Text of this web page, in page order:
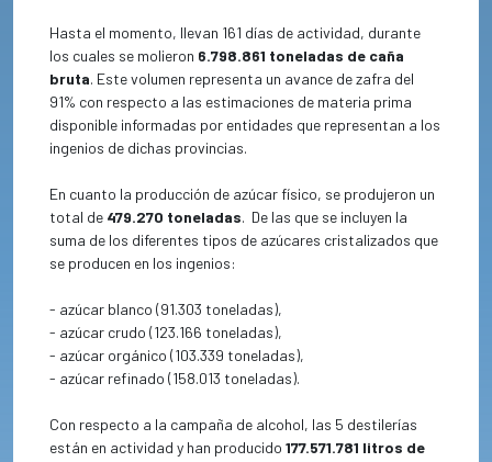
Hasta el momento, llevan 161 días de actividad, durante
los cuales se molieron 6.798.861 toneladas de caña
bruta. Este volumen representa un avance de zafra del
91% con respecto a las estimaciones de materia prima
disponible informadas por entidades que representan a los
ingenios de dichas provincias.
En cuanto la producción de azúcar físico, se produjeron un
total de 479.270 toneladas. De las que se incluyen la
suma de los diferentes tipos de azúcares cristalizados que
se producen en los ingenios:
- azúcar blanco (91.303 toneladas),
- azúcar crudo (123.166 toneladas),
- azúcar orgánico (103.339 toneladas),
- azúcar refinado (158.013 toneladas).
Con respecto a la campaña de alcohol, las 5 destilerías
están en actividad y han producido177.571.781 litros de